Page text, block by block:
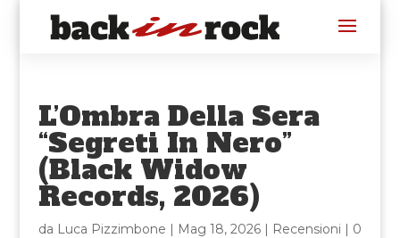
L’Ombra Della Sera
“Segreti In Nero”
(Black Widow
Records, 2026)
da Luca Pizzimbone | Mag 18, 2026| Recensioni | 0